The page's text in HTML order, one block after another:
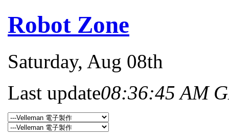
Robot Zone
Saturday, Aug 08th
Last update08:36:45 AM